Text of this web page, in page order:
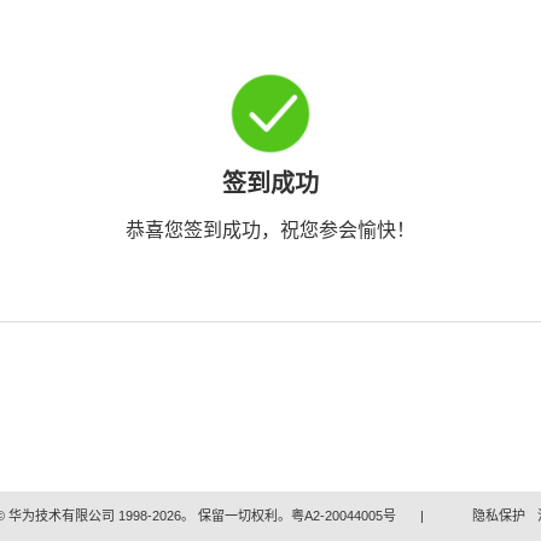
签到成功
恭喜您签到成功，祝您参会愉快！
华为技术有限公司 1998-2026。 保留一切权利。粤A2-20044005号 | 隐私保护